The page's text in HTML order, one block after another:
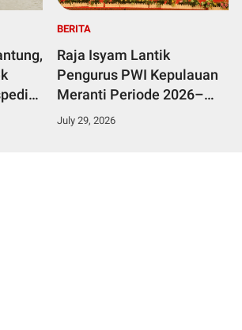
BERITA
Raja Isyam Lantik
Pengurus PWI Kepulauan
Meranti Periode 2026–
2029
July 29, 2026